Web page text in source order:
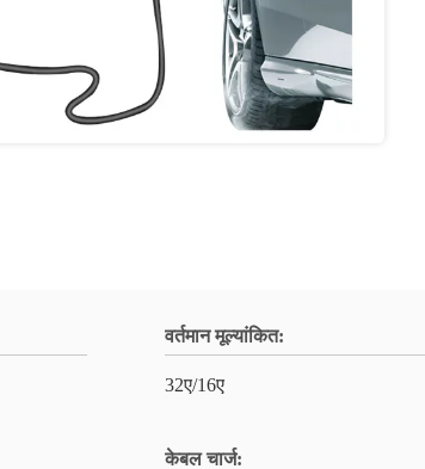
वर्तमान मूल्यांकित:
32ए/16ए
केबल चार्ज: